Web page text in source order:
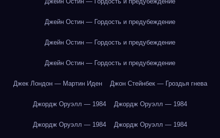
Джейн Остин — Гордость и предубеждение
Джейн Остин — Гордость и предубеждение
Джейн Остин — Гордость и предубеждение
Джек Лондон — Мартин Иден Джон Стейнбек — Гроздья гнева
Джордж Оруэлл — 1984 Джордж Оруэлл — 1984
Джордж Оруэлл — 1984 Джордж Оруэлл — 1984